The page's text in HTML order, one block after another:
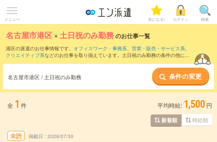
メニュー 気になる! ログイン 検索
名古屋市港区 ×土日祝のみ勤務のお仕事一覧
港区の派遣のお仕事情報です。 オフィスワーク・事務系、 営業・販売・サービス系、
クリエイティブ系などのお仕事を取り揃えています。土日祝のみ勤務の条件の他に、
名古屋市港区 / 土日祝のみ勤務 条件の変更
全 1 件 平均時給: 1,500 円
新着順 時給順
未読 掲載日 2026/07/30